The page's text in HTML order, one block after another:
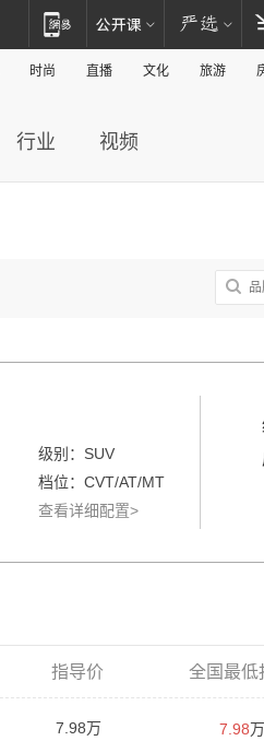
时尚 直播 文化 旅游
行业 视频
级别：SUV
档位：CVT/AT/MT
查看详细配置>
指导价 全国最低
7.98万 7.98万